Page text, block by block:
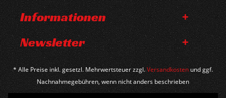
Informationen
Newsletter
* Alle Preise inkl. gesetzl. Mehrwertsteuer zzgl.Versandkosten und ggf.
Nachnahmegebühren, wenn nicht anders beschrieben